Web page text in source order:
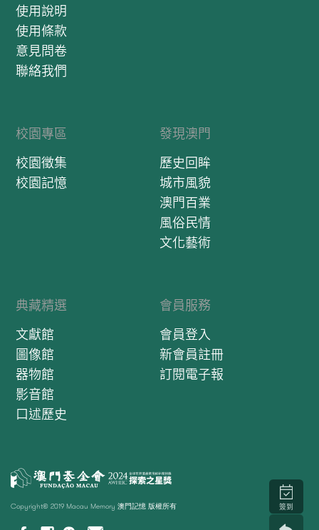
使用說明
使用條款
意見問卷
聯絡我們
校園專區
校園徵集
校園記憶
發現澳門
歷史回眸
城市風貌
澳門百業
風俗民情
文化藝術
典藏精選
文獻館
圖像館
器物館
影音館
口述歷史
會員服務
會員登入
新會員註冊
訂閱電子報
Copyright© 2019 Macau Memory 澳門記憶 版權所有 簽到